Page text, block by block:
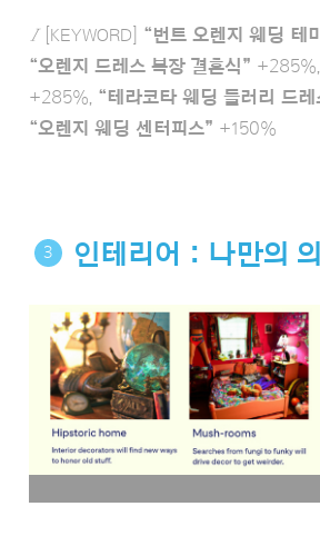
Ι[KEYWORD] “번트 오렌지 웨딩 테
“오렌지 드레스 복장 결혼식” +285%,
+285%, “테라코타 웨딩 들러리 드레
“오렌지 웨딩 센터피스” +150%
3 인테리어 : 나만의